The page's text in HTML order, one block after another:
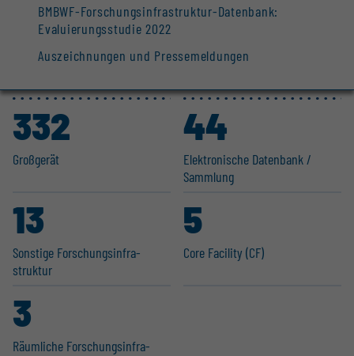
BMBWF-Forschungsinfrastruktur-Datenbank:
Evaluierungsstudie 2022
Auszeichnungen und Pressemeldungen
Großgerät
332
Elektro­nische Datenbank /
Sammlung
44
Sonstige Forschungs­in­fra­
struktur
13
Core Facility (CF)
5
Räumliche Forschungs­in­fra­
3